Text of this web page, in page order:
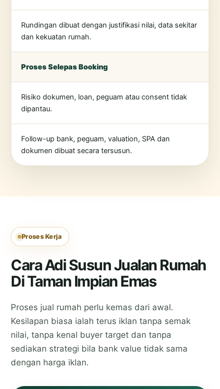
Rundingan dibuat dengan justifikasi nilai, data sekitar
dan kekuatan rumah.
Proses Selepas Booking
Risiko dokumen, loan, peguam atau consent tidak
dipantau.
Follow-up bank, peguam, valuation, SPA dan
dokumen dibuat secara tersusun.
Proses Kerja
Cara Adi Susun Jualan Rumah
Di Taman Impian Emas
Proses jual rumah perlu kemas dari awal.
Kesilapan biasa ialah terus iklan tanpa semak
nilai, tanpa kenal buyer target dan tanpa
sediakan strategi bila bank value tidak sama
dengan harga iklan.